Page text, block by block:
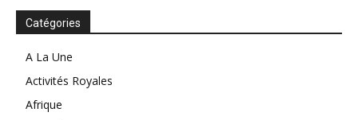
Catégories
A La Une
Activités Royales
Afrique